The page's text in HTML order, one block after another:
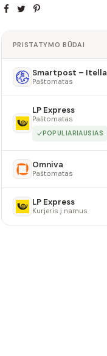
PRISTATYMO BŪDAI
Smartpost – Itella
Paštomatas
LP Express
Paštomatas
POPULIARIAUSIAS
Omniva
Paštomatas
LP Express
Kurjeris į namus